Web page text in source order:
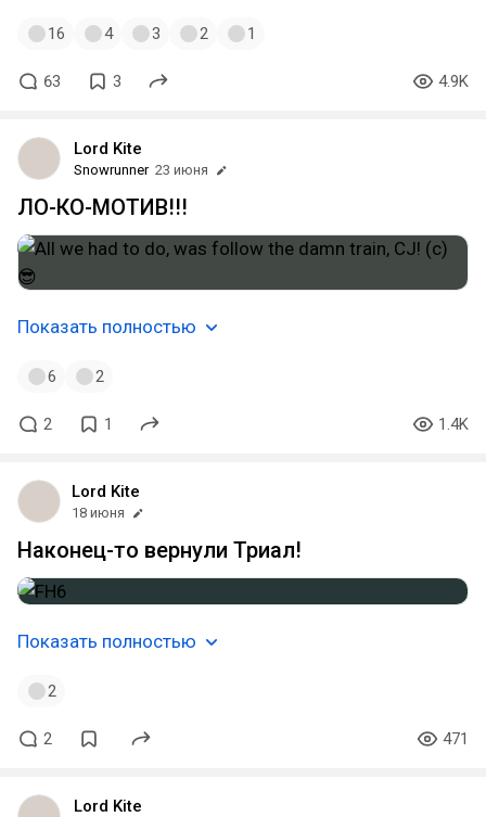
16 4 3 2 1
63 3 4.9K
Lord Kite
Snowrunner 23 июня
ЛО-КО-МОТИВ!!!
Показать полностью
6 2
2 1 1.4K
Lord Kite
18 июня
Наконец-то вернули Триал!
Показать полностью
2
2 471
Lord Kite